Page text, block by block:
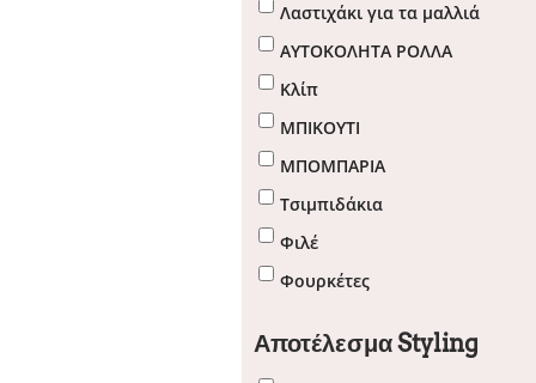
Λαστιχάκι για τα μαλλιά
ΑΥΤΟΚΟΛΗΤΑ ΡΟΛΛΑ
Κλίπ
ΜΠΙΚΟΥΤΙ
ΜΠΟΜΠΑΡΙΑ
Τσιμπιδάκια
Φιλέ
Φουρκέτες
Αποτέλεσμα Styling